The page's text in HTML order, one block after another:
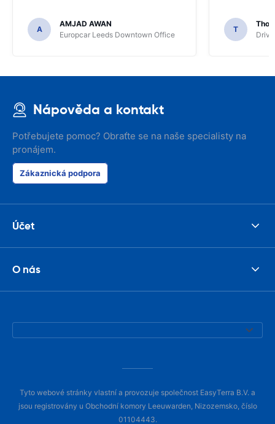
A
AMJAD AWAN
Europcar Leeds Downtown Office
T
Nápověda a kontakt
Potřebujete pomoc? Obraťte se na naše specialisty na
pronájem.
Zákaznická podpora
Účet
O nás
Tyto webové stránky vlastní a provozuje společnost EasyTerra B.V. a
jsou registrovány u Obchodní komory Leeuwarden, Nizozemsko, číslo
01104443.